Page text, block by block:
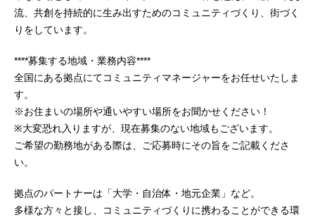
流、共創を持続的に生み出すためのコミュニティづくり、街づく
りをしています。
****募集する地域・業務内容****
全国にある拠点にてコミュニティマネージャーをお任せいたしま
す。
※お住まいの場所や通いやすい場所をお聞かせください！
※大変恐れ入りますが、現在募集のない地域もございます。
ご希望の勤務地がある際は、ご応募時にその旨をご記載くださ
い。
拠点のパートナーは「大学・自治体・地元企業」など。
多様な方々と接し、コミュニティづくりに携わることができる環